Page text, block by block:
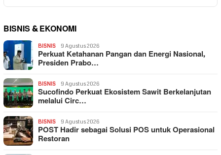
BISNIS & EKONOMI
BISNIS 9 Agustus 2026
Perkuat Ketahanan Pangan dan Energi Nasional,
Presiden Prabo…
BISNIS 9 Agustus 2026
Sucofindo Perkuat Ekosistem Sawit Berkelanjutan
melalui Circ…
BISNIS 9 Agustus 2026
POST Hadir sebagai Solusi POS untuk Operasional
Restoran